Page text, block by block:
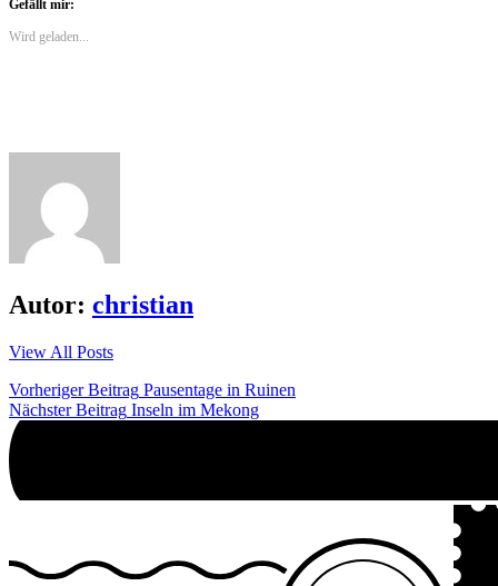
teilen
in
neuemneuem
Gefällt mir:
Wird geladen...
Autor: christian
View All Posts
Beitrags-
Navigation
Vorheriger Beitrag Pausentage in Ruinen
Nächster Beitrag Inseln im Mekong